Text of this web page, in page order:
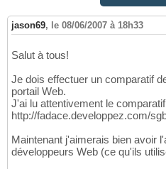
jason69, le 08/06/2007 à 18h33
Salut à tous!
Je dois effectuer un comparatif
portail Web.
J'ai lu attentivement le
http://fadace.developpez.com/
Maintenant j'aimerais bien avoir
développeurs Web (ce qu'ils